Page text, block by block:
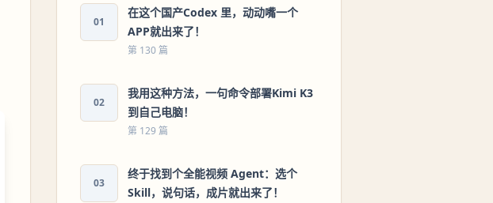
01
在这个国产Codex 里，动动嘴一个
APP就出来了！
第 130 篇
02
我用这种方法，一句命令部署Kimi K3
到自己电脑！
第 129 篇
03
终于找到个全能视频 Agent：选个
Skill，说句话，成片就出来了！